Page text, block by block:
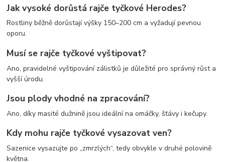
Jak vysoké dorůstá rajče tyčkové Herodes?
Rostliny běžně dorůstají výšky 150–200 cm a vyžadují pevnou
oporu.
Musí se rajče tyčkové vyštipovat?
Ano, pravidelné vyštipování zálistků je důležité pro správný růst a
vyšší úrodu.
Jsou plody vhodné na zpracování?
Ano, díky masité dužnině jsou ideální na omáčky, šťávy i kečupy.
Kdy mohu rajče tyčkové vysazovat ven?
Sazenice vysazujte po „zmrzlých“, tedy obvykle v druhé polovině
května.